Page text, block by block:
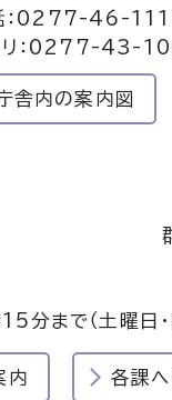
：0277-46-
リ：0277-43-
舎内の案内図
分まで（土曜日
内 各課